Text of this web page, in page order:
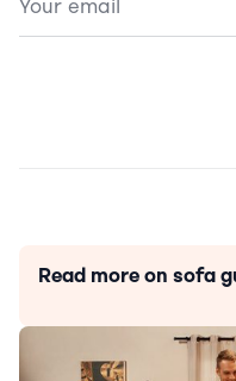
Read more on sofa